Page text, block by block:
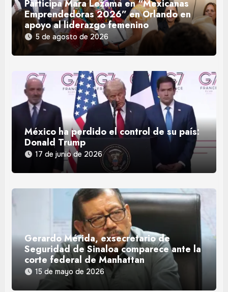
Participa Mara Lezama en “Mexicanas
Emprendedoras 2026” en Orlando en
apoyo al liderazgo femenino
5 de agosto de 2026
México ha perdido el control de su país:
Donald Trump
17 de junio de 2026
Gerardo Mérida, exsecretario de
Seguridad de Sinaloa comparece ante la
corte federal de Manhattan
15 de mayo de 2026